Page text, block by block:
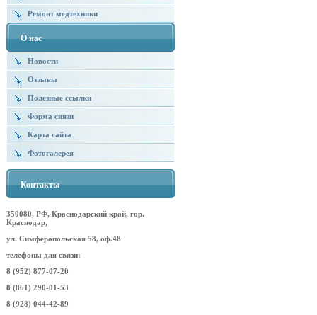
Ремонт медтехники
О нас
Новости
Отзывы
Полезные ссылки
Форма связи
Карта сайта
Фотогалерея
Контакты
350080, РФ, Краснодарский край, гор.
Краснодар,
ул. Симферопольская 58, оф.48
телефоны для связи:
8 (952) 877-07-20
8 (861) 290-01-53
8 (928) 044-42-89